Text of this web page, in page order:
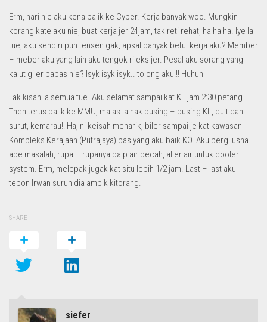
Erm, hari nie aku kena balik ke Cyber. Kerja banyak woo. Mungkin
korang kate aku nie, buat kerja jer 24jam, tak reti rehat, ha ha ha. Iye la
tue, aku sendiri pun tensen gak, apsal banyak betul kerja aku? Member
– meber aku yang lain aku tengok rileks jer. Pesal aku sorang yang
kalut giler babas nie? Isyk isyk isyk.. tolong aku!!! Huhuh
Tak kisah la semua tue. Aku selamat sampai kat KL jam 2:30 petang.
Then terus balik ke MMU, malas la nak pusing – pusing KL, duit dah
surut, kemarau!! Ha, ni keisah menarik, biler sampai je kat kawasan
Kompleks Kerajaan (Putrajaya) bas yang aku baik KO. Aku pergi usha
ape masalah, rupa – rupanya paip air pecah, aller air untuk cooler
system. Erm, melepak jugak kat situ lebih 1/2 jam. Last – last aku
tepon Irwan suruh dia ambik kitorang.
SHARE
siefer